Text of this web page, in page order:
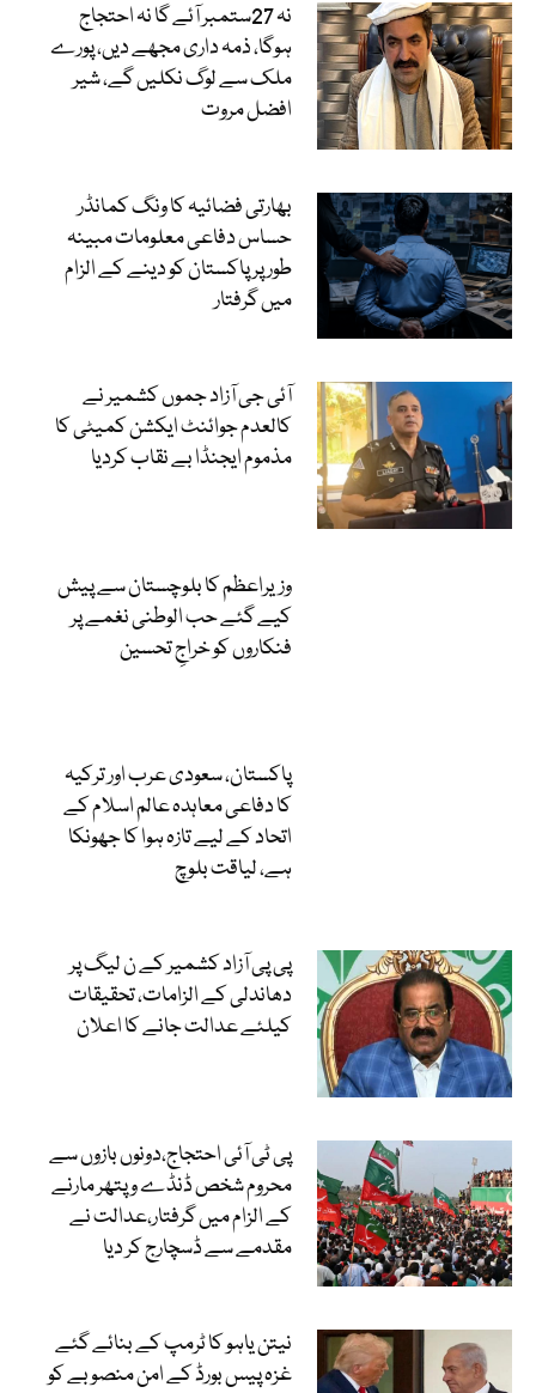
نہ 27ستمبر آئے گا نہ احتجاج
ہوگا، ذمہ داری مجھے دیں، پورے
ملک سے لوگ نکلیں گے، شیر
افضل مروت
بھارتی فضائیہ کا ونگ کمانڈر
حساس دفاعی معلومات مبینہ
طور پر پاکستان کو دینے کے الزام
میں گرفتار
آئی جی آزاد جموں کشمیر نے
کالعدم جوائنٹ ایکشن کمیٹی کا
مذموم ایجنڈا بے نقاب کردیا
وزیراعظم کا بلوچستان سے پیش
کیے گئے حب الوطنی نغمے پر
فنکاروں کو خراجِ تحسین
پاکستان، سعودی عرب اور ترکیہ
کا دفاعی معاہدہ عالم اسلام کے
اتحاد کے لیے تازہ ہوا کا جھونکا
ہے، لیاقت بلوچ
پی پی آزاد کشمیر کے ن لیگ پر
دھاندلی کے الزامات، تحقیقات
کیلئے عدالت جانے کا اعلان
پی ٹی آئی احتجاج،دونوں بازوں سے
محروم شخص ڈنڈے و پتھر مارنے
کے الزام میں گرفتار،عدالت نے
مقدمے سے ڈسچارج کر دیا
نیتن یاہو کا ٹرمپ کے بنائے گئے
غزہ پیس بورڈ کے امن منصوبے کو